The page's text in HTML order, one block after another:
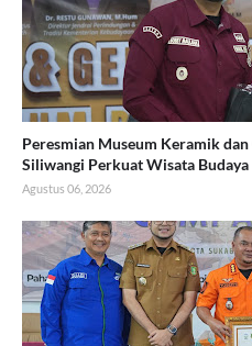
Peresmian Museum Keramik
Siliwangi Perkuat Wisata
Agustus 06, 2026